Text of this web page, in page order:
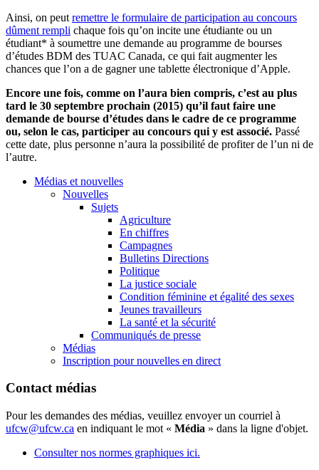
Ainsi, on peut remettre le formulaire de participation au concours
dûment rempli chaque fois qu’on incite une étudiante ou un
étudiant* à soumettre une demande au programme de bourses
d’études BDM des TUAC Canada, ce qui fait augmenter les
chances que l’on a de gagner une tablette électronique d’Apple.
Encore une fois, comme on l’aura bien compris, c’est au plus
tard le 30 septembre prochain (2015) qu’il faut faire une
demande de bourse d’études dans le cadre de ce programme
ou, selon le cas, participer au concours qui y est associé. Passé
cette date, plus personne n’aura la possibilité de profiter de l’un ni de
l’autre.
Médias et nouvelles
Nouvelles
Sujets
Agriculture
En chiffres
Campagnes
Bulletins Directions
Politique
La justice sociale
Condition féminine et égalité des sexes
Jeunes travailleurs
La santé et la sécurité
Communiqués de presse
Médias
Inscription pour nouvelles en direct
Contact médias
Pour les demandes des médias, veuillez envoyer un courriel à
ufcw@ufcw.ca en indiquant le mot « Média » dans la ligne d'objet.
Consulter nos normes graphiques ici.